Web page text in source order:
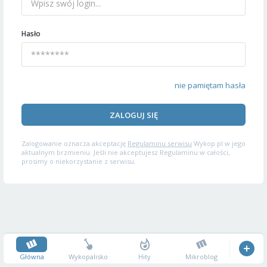
Hasło
nie pamiętam hasła
ZALOGUJ SIĘ
Zalogowanie oznacza akceptację Regulaminu serwisu Wykop.pl w jego
aktualnym brzmieniu. Jeśli nie akceptujesz Regulaminu w całości,
prosimy o niekorzystanie z serwisu.
Główna Wykopalisko Hity Mikroblog